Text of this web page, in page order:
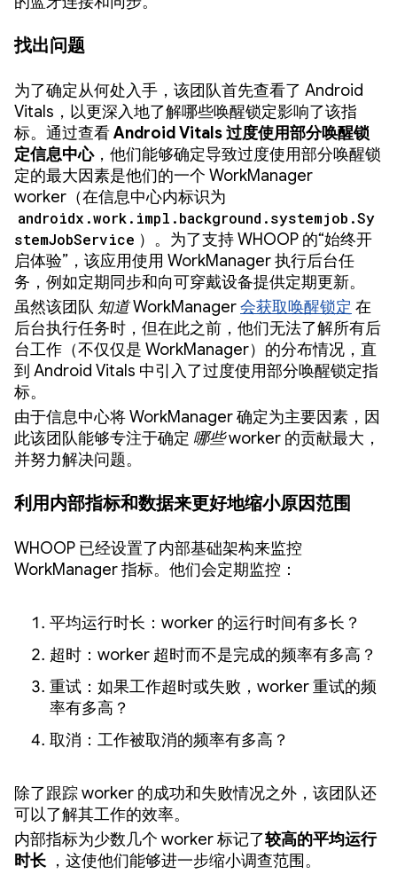
找出问题
为了确定从何处入手，该团队首先查看了 Android
Vitals，以更深入地了解哪些唤醒锁定影响了该指
标。通过查看Android Vitals 过度使用部分唤醒锁
定信息中心，他们能够确定导致过度使用部分唤醒锁
定的最大因素是他们的一个 WorkManager
worker（在信息中心内标识为
androidx.work.impl.background.systemjob.Sy
stemJobService ）。为了支持 WHOOP 的“始终开
启体验”，该应用使用 WorkManager 执行后台任
务，例如定期同步和向可穿戴设备提供定期更新。
虽然该团队 知道WorkManager会获取唤醒锁定 在
后台执行任务时，但在此之前，他们无法了解所有后
台工作（不仅仅是 WorkManager）的分布情况，直
到 Android Vitals 中引入了过度使用部分唤醒锁定指
标。
由于信息中心将 WorkManager 确定为主要因素，因
此该团队能够专注于确定 哪些worker 的贡献最大，
并努力解决问题。
利用内部指标和数据来更好地缩小原因范围
WHOOP 已经设置了内部基础架构来监控
WorkManager 指标。他们会定期监控：
平均运行时长：worker 的运行时间有多长？
超时：worker 超时而不是完成的频率有多高？
重试：如果工作超时或失败，worker 重试的频
率有多高？
取消：工作被取消的频率有多高？
除了跟踪 worker 的成功和失败情况之外，该团队还
可以了解其工作的效率。
内部指标为少数几个 worker 标记了较高的平均运行
时长 ，这使他们能够进一步缩小调查范围。